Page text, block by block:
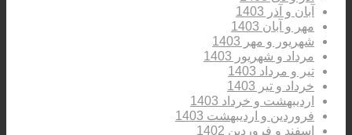
آبان و آذر 1403
مهر و آبان 1403
شهریور و مهر 1403
مرداد و شهریور 1403
تیر و مرداد 1403
خرداد و تیر 1403
اردیبهشت و خرداد 1403
فروردین و اردیبهشت 1403
اسفند و فروردین 1402